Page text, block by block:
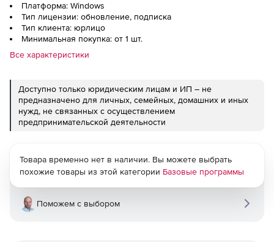
Платформа: Windows
Тип лицензии: обновление, подписка
Тип клиента: юрлицо
Минимальная покупка: от 1 шт.
Все характеристики
Доступно только юридическим лицам и ИП – не
предназначено для личных, семейных, домашних и иных
нужд, не связанных с осуществлением
предпринимательской деятельности
Товара временно нет в наличии. Вы можете выбрать
похожие товары из этой категории Базовые программы
Поможем с выбором